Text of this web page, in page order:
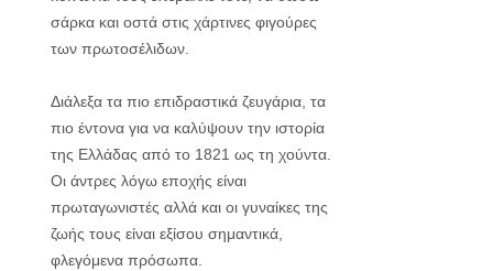
σάρκα και οστά στις χάρτινες φιγούρες
των πρωτοσέλιδων.
Διάλεξα τα πιο επιδραστικά ζευγάρια, τα
πιο έντονα για να καλύψουν την ιστορία
της Ελλάδας από το 1821 ως τη χούντα.
Οι άντρες λόγω εποχής είναι
πρωταγωνιστές αλλά και οι γυναίκες της
ζωής τους είναι εξίσου σημαντικά,
φλεγόμενα πρόσωπα.